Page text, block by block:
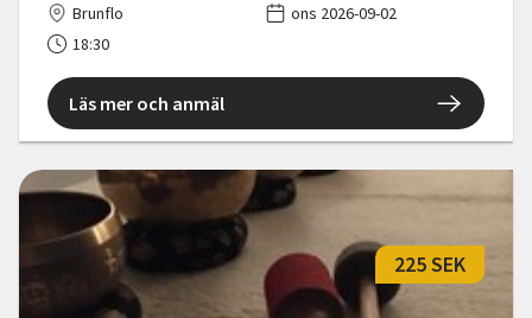
Brunflo
ons 2026-09-02
18:30
Läs mer och anmäl
225 SEK